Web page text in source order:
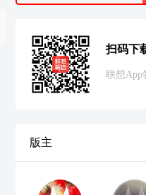
扫码下
联想App
版主